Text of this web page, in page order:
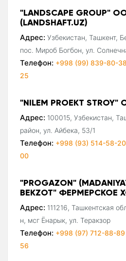
"LANDSCAPE GROUP"
(LANDSHAFT.UZ)
Адрес: Узбекистан, Ташкент,
пос. Мироб Богбон, ул.
Телефон: +998 (99) 839-80-38
25
"NILEM PROEKT
Адрес: 100015, Узбекистан,
район, ул. Айбека, 53/1
Телефон: +998 (93) 514-58-20
00
"PROGAZON"
BEKZOT" ФЕРМЕРСКОЕ
Адрес: 111216, Ташкентская
н, мсг Ёнарык, ул. Теракзор
Телефон: +998 (97) 712-88-89
56